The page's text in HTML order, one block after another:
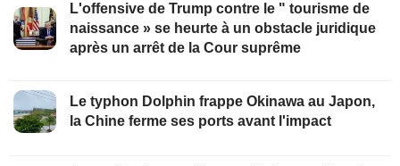
L'offensive de Trump contre le " tourisme de
naissance » se heurte à un obstacle juridique
après un arrêt de la Cour suprême
Le typhon Dolphin frappe Okinawa au Japon,
la Chine ferme ses ports avant l'impact